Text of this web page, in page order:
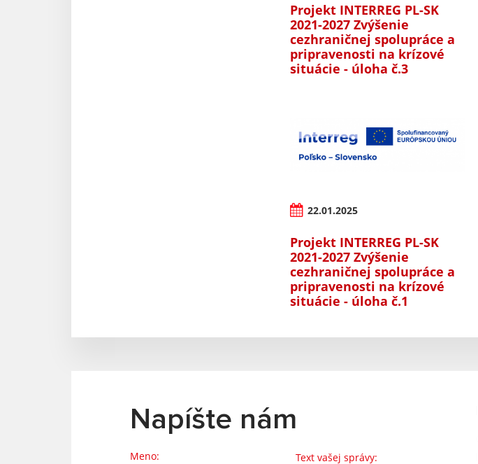
Projekt INTERREG PL-SK
2021-2027 Zvýšenie
cezhraničnej spolupráce a
pripravenosti na krízové
situácie - úloha č.3
22.01.2025
Projekt INTERREG PL-SK
2021-2027 Zvýšenie
cezhraničnej spolupráce a
pripravenosti na krízové
situácie - úloha č.1
Napíšte nám
Meno: Text vašej správy: